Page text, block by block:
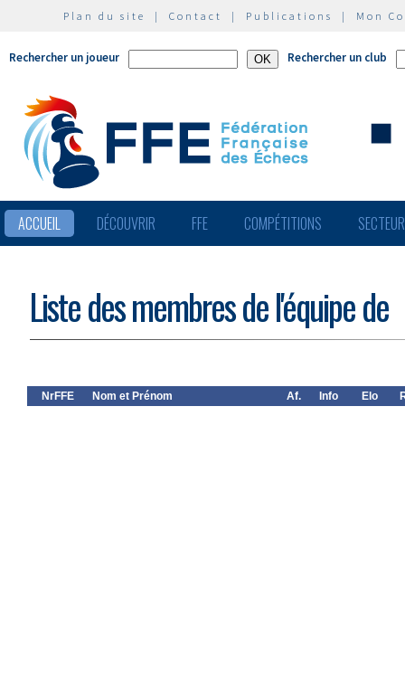
Plan du site | Contact | Publications | Mon
Rechercher un joueur Rechercher un club
ACCUEIL DÉCOUVRIR FFE COMPÉTITIONS
Liste des membres de l'équipe de
NrFFE Nom et Prénom Af. Info Elo